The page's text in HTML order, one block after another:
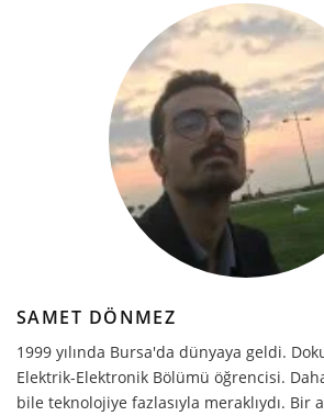
SAMET DÖNMEZ
1999 yılında Bursa'da dünyaya geldi.
Elektrik-Elektronik Bölümü öğrencisi.
bile teknolojiye fazlasıyla meraklıydı. Bir